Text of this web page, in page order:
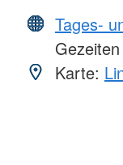
Tages-
Gezeiten
Karte: